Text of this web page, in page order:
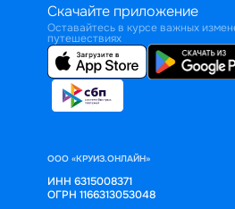
Скачайте приложение
Оставайтесь в курсе важных
путешествиях
ООО «КРУИЗ.ОНЛАЙН»
ИНН 6315008371
ОГРН 1166313053048